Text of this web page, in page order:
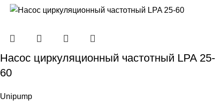
Насос циркуляционный частотный LPA 25-
60
Unipump